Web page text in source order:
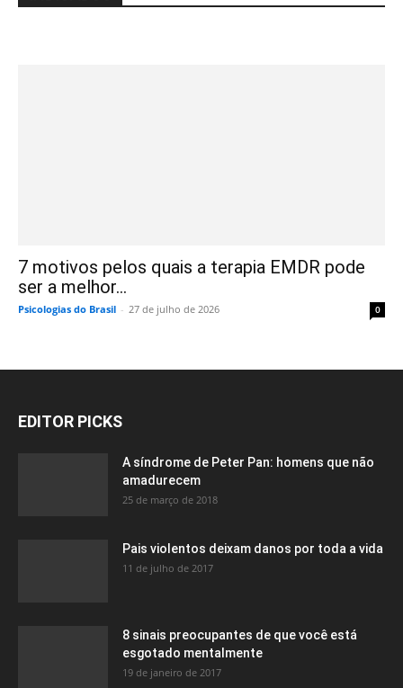
7 motivos pelos quais a terapia EMDR pode
ser a melhor...
Psicologias do Brasil - 27 de julho de 2026 0
EDITOR PICKS
A síndrome de Peter Pan: homens que não
amadurecem
25 de março de 2018
Pais violentos deixam danos por toda a vida
11 de julho de 2017
8 sinais preocupantes de que você está
esgotado mentalmente
19 de janeiro de 2017